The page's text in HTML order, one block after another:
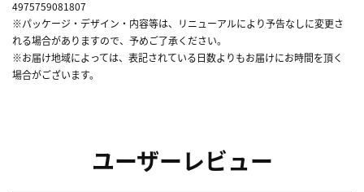
4975759081807
※パッケージ・デザイン・内容等は、リニューアルにより予告なしに変更さ
れる場合がありますので、予めご了承ください。
※お届け地域によっては、表記されている日数よりもお届けにお時間を頂く
場合がございます。
ユーザーレビュー